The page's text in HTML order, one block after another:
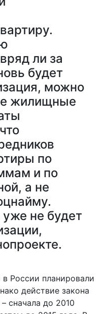
ли за
будет
можно
жилищные
по
и по
а не
не будет
России планировали
действие закона
сначала до 2010